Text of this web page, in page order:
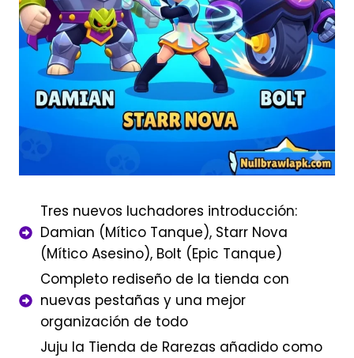
Tres nuevos luchadores introducción:
Damian (Mítico Tanque), Starr Nova
(Mítico Asesino), Bolt (Epic Tanque)
Completo rediseño de la tienda con
nuevas pestañas y una mejor
organización de todo
Juju la Tienda de Rarezas añadido como